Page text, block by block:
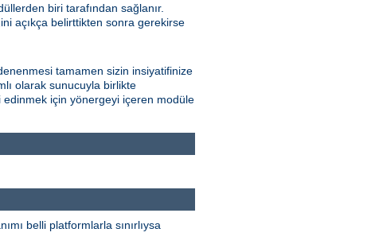
biri tarafından sağlanır.
açıkça belirttikten sonra gerekirse
tamamen sizin insiyatifinize
olarak sunucuyla birlikte
edinmek için yönergeyi içeren modüle
belli platformlarla sınırlıysa